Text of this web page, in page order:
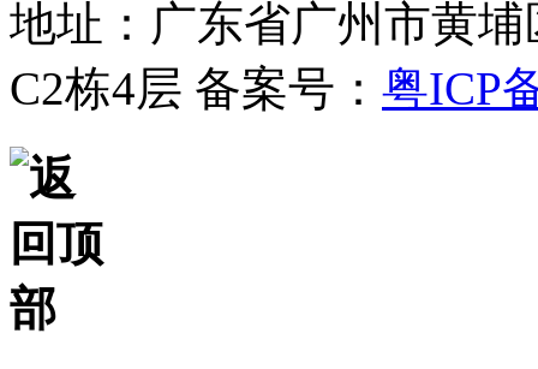
地址：广东省广州市黄
C2栋4层 备案号： 粤ICP